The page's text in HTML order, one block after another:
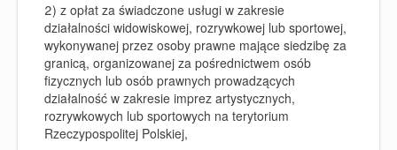
2) z opłat za świadczone usługi w zakresie
działalności widowiskowej, rozrywkowej lub sportowej,
wykonywanej przez osoby prawne mające siedzibę za
granicą, organizowanej za pośrednictwem osób
fizycznych lub osób prawnych prowadzących
działalność w zakresie imprez artystycznych,
rozrywkowych lub sportowych na terytorium
Rzeczypospolitej Polskiej,